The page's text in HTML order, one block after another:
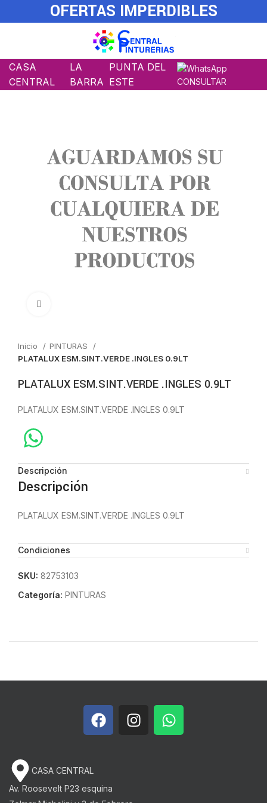
OFERTAS IMPERDIBLES
CASA
CENTRAL
LA
BARRA
PUNTA DEL
ESTE
CONSULTAR
Inicio
PINTURAS
PLATALUX ESM.SINT.VERDE .INGLES 0.9LT
PLATALUX ESM.SINT.VERDE .INGLES 0.9LT
PLATALUX ESM.SINT.VERDE .INGLES 0.9LT
Descripción
Descripción
PLATALUX ESM.SINT.VERDE .INGLES 0.9LT
Condiciones
SKU: 82753103
Categoría: PINTURAS
CASA CENTRAL
Av. Roosevelt P23 esquina